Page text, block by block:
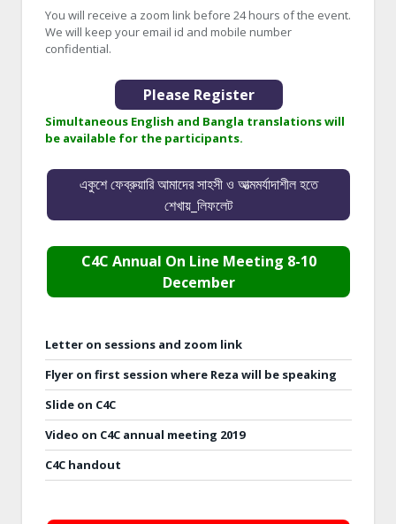
You will receive a zoom link before 24 hours of the event.
We will keep your email id and mobile number
confidential.
Please Register
Simultaneous English and Bangla translations will
be available for the participants.
একুশে ফেব্রুয়ারি আমাদের সাহসী ও আত্মমর্যাদাশীল হতে
শেখায়_লিফলেট
C4C Annual On Line Meeting 8-10
December
Letter on sessions and zoom link
Flyer on first session where Reza will be speaking
Slide on C4C
Video on C4C annual meeting 2019
C4C handout